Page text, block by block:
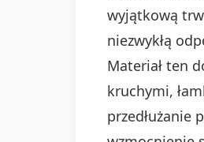
wyjątkową
niezwykłą
Materiał ten
kruchymi,
przedłużanie